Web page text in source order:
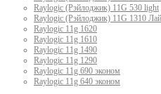
Raylogic (Рэйлоджик) 11G 530 light
Raylogic (Рэйлоджик) 11G 1310
Raylogic 11g 1620
Raylogic 11g 1610
Raylogic 11g 1490
Raylogic 11g 1290
Raylogic 11g 690 эконом
Raylogic 11g 640 эконом